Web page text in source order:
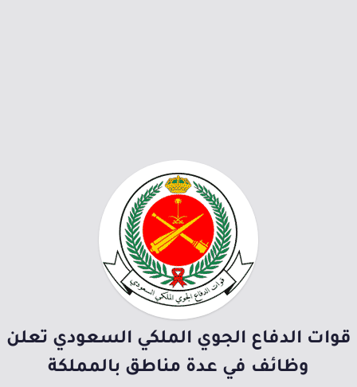
قوات الدفاع الجوي الملكي السعودي تعلن
وظائف في عدة مناطق بالمملكة